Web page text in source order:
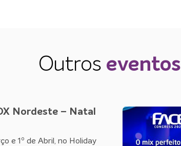
Outros eventos
Nordeste – Natal
e 1º de Abril, no Holiday